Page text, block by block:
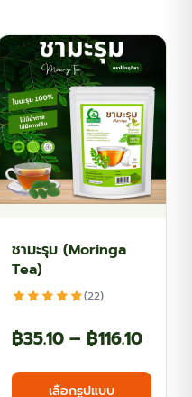
ชามะรุม (Moringa
Tea)
(22)
฿35.10 – ฿116.10Price
เลือกรูปแบบ
This